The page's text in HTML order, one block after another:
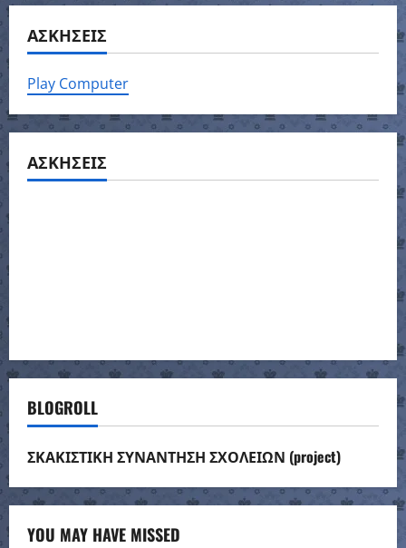
ΑΣΚΗΣΕΙΣ
Play Computer
ΑΣΚΗΣΕΙΣ
BLOGROLL
ΣΚΑΚΙΣΤΙΚΗ ΣΥΝΑΝΤΗΣΗ ΣΧΟΛΕΙΩΝ (project)
YOU MAY HAVE MISSED